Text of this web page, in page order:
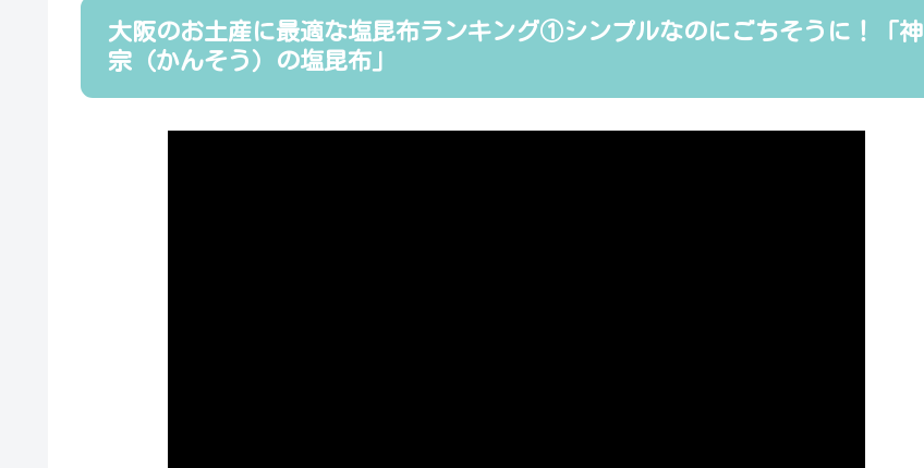
大阪のお土産に最適な塩昆布ランキング①シンプルなのにごちそうに！「神
宗（かんそう）の塩昆布」